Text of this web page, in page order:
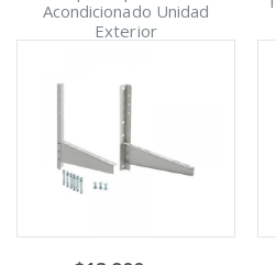
Acondicionado Unidad
Exterior